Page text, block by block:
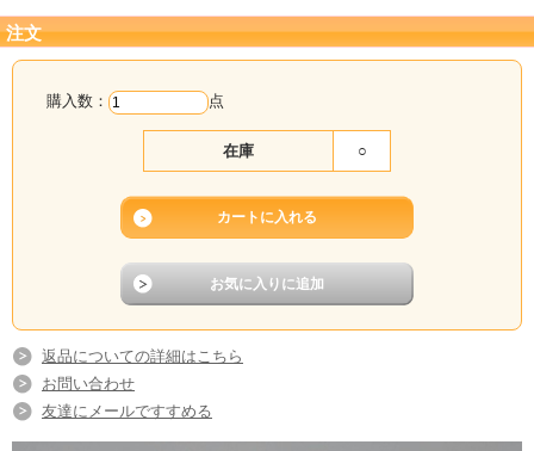
作いたしますので、納品までお日にちを頂戴いた
します。
すので、必ずご確認ください。
注文
購入数： 点
在庫 ○
返品についての詳細はこちら
お問い合わせ
友達にメールですすめる